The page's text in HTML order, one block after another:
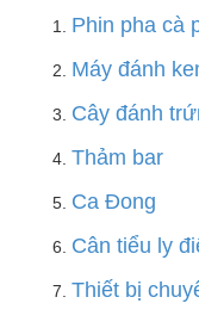
Phin pha cà
Máy đánh
Cây đánh
Thảm bar
Ca Đong
Cân tiểu ly
Thiết bị